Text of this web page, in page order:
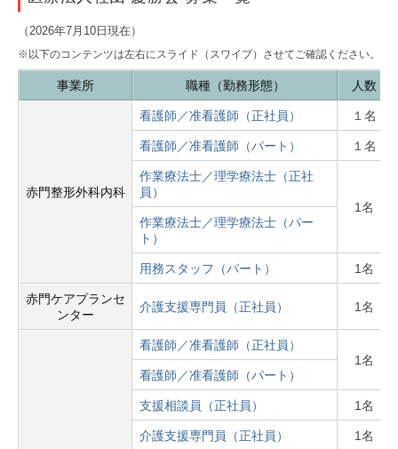
（2026年7 月10日現在）
※以下のコンテンツは左右にスライド（スワイプ）させてご確認ください。
事業所 職種（勤務形態） 人数
赤門整形外科内科
看護師／准看護師（正社員） １名
看護師／准看護師（パート） １名
作業療法士／理学療法士（正社
員）
1名
作業療法士／理学療法士（パー
ト）
用務スタッフ（パート） 1名
赤門ケアプランセ
ンター
介護支援専門員（正社員） 1名
看護師／准看護師（正社員）
1名
看護師／准看護師（パート）
支援相談員（正社員） 1名
介護支援専門員（正社員） 1名